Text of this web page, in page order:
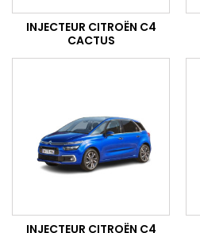
INJECTEUR CITROËN C4
CACTUS
INJECTEUR CITROËN C4